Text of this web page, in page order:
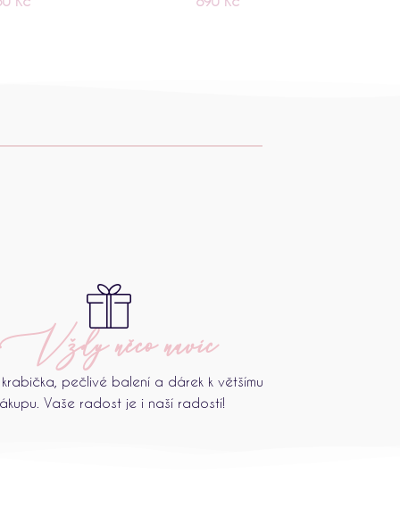
Vždy něco navíc
pečlivé balení a dárek k většímu
Vaše radost je i naší radostí!